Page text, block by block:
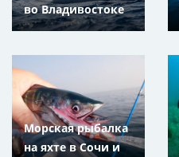
во Владивостоке
Морская рыбалка
на яхте в Сочи и